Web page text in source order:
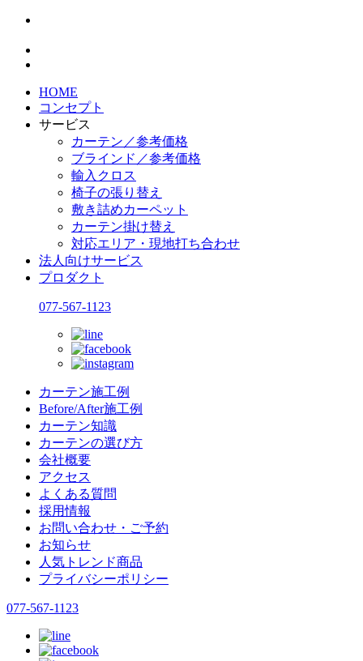
HOME
コンセプト
サービス
カーテン／参考価格
ブラインド／参考価格
輸入クロス
椅子の張り替え
敷き詰めカーペット
カーテン掛け替え
対応エリア・現地打ち合わせ
法人向けサービス
プロダクト
077-567-1123
カーテン施工例
Before/After施工例
カーテン知識
カーテンの選び方
会社概要
アクセス
よくある質問
採用情報
お問い合わせ・ご予約
お知らせ
人気トレンド商品
プライバシーポリシー
077-567-1123